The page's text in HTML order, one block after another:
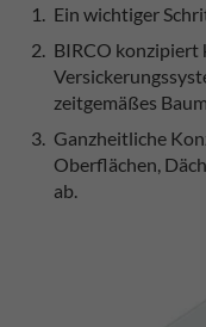
Ein wichtiger
BIRCO konzipiert
zeitgemäßes
Ganzheitliche
Oberflächen,
ab.